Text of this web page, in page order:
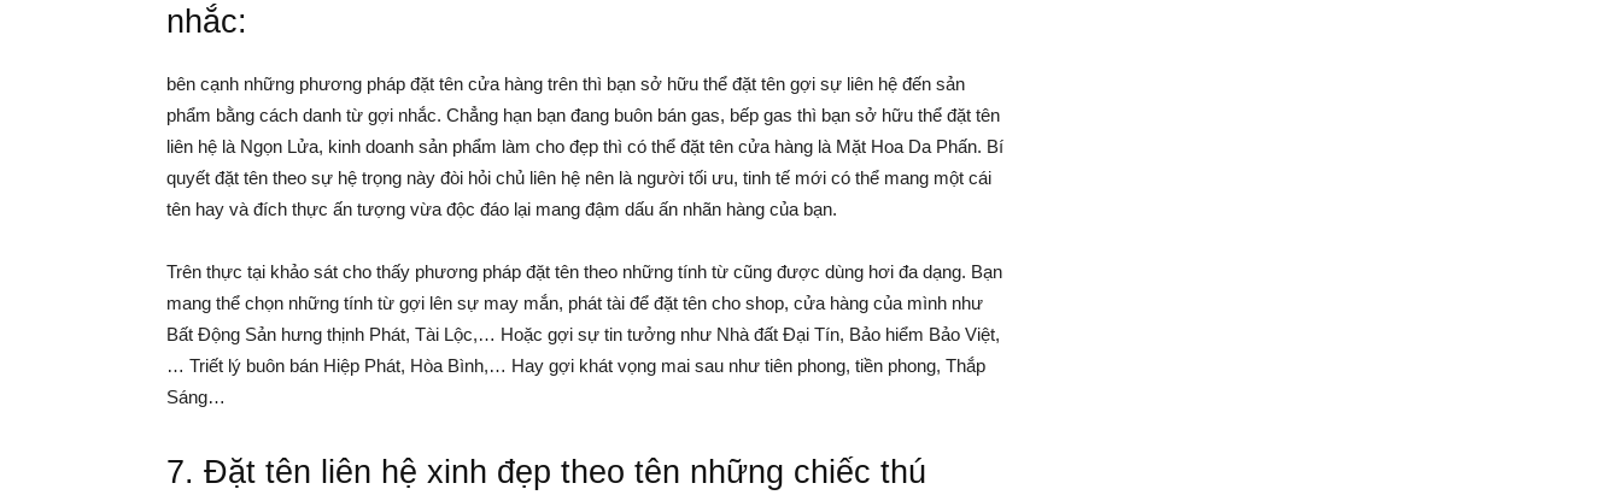
nhắc:
bên cạnh những phương pháp đặt tên cửa hàng trên thì bạn sở hữu thể đặt tên gợi sự liên hệ đến sản
phẩm bằng cách danh từ gợi nhắc. Chẳng hạn bạn đang buôn bán gas, bếp gas thì bạn sở hữu thể đặt tên
liên hệ là Ngọn Lửa, kinh doanh sản phẩm làm cho đẹp thì có thể đặt tên cửa hàng là Mặt Hoa Da Phấn. Bí
quyết đặt tên theo sự hệ trọng này đòi hỏi chủ liên hệ nên là người tối ưu, tinh tế mới có thể mang một cái
tên hay và đích thực ấn tượng vừa độc đáo lại mang đậm dấu ấn nhãn hàng của bạn.
Trên thực tại khảo sát cho thấy phương pháp đặt tên theo những tính từ cũng được dùng hơi đa dạng. Bạn
mang thể chọn những tính từ gợi lên sự may mắn, phát tài để đặt tên cho shop, cửa hàng của mình như
Bất Động Sản hưng thịnh Phát, Tài Lộc,… Hoặc gợi sự tin tưởng như Nhà đất Đại Tín, Bảo hiểm Bảo Việt,
… Triết lý buôn bán Hiệp Phát, Hòa Bình,… Hay gợi khát vọng mai sau như tiên phong, tiền phong, Thắp
Sáng…
7. Đặt tên liên hệ xinh đẹp theo tên những chiếc thú